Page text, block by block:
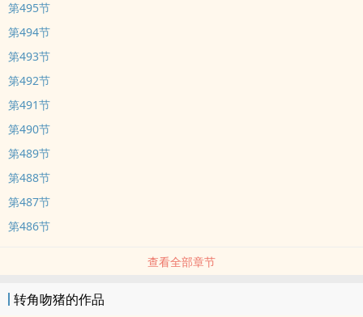
第495节
第494节
第493节
第492节
第491节
第490节
第489节
第488节
第487节
第486节
查看全部章节
转角吻猪的作品